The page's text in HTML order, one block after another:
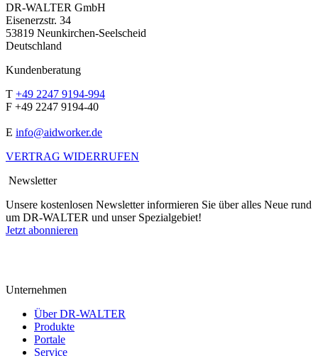
DR-WALTER GmbH
Eisenerzstr. 34
53819 Neunkirchen-Seelscheid
Deutschland
Kundenberatung
T +49 2247 9194-994
F +49 2247 9194-40
E info@aidworker.de
VERTRAG WIDERRUFEN
Newsletter
Unsere kostenlosen Newsletter informieren Sie über alles Neue rund
um DR-WALTER und unser Spezialgebiet!
Jetzt abonnieren
Unternehmen
Über DR-WALTER
Produkte
Portale
Service